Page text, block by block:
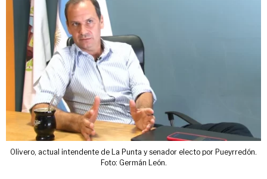
Olivero, actual intendente de La Punta y senador electo por Pueyrredón.
Foto: Germán León.